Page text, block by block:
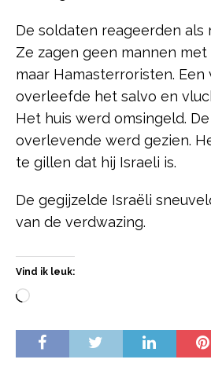
De soldaten reageerden als
Ze zagen geen mannen
maar Hamasterroristen.
overleefde het salvo en
Het huis werd omsingeld.
overlevende werd gezien.
te gillen dat hij Israeli is.
De gegijzelde Israëli
van de verdwazing.
Vind ik leuk: